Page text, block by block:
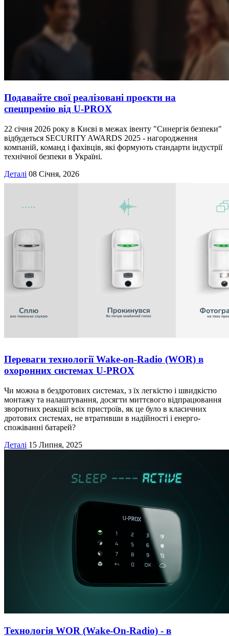
Подавайте свої реалізовані проєкти на
спецпремію від U-PROX
22 січня 2026 року в Києві в межах івенту "Синергія безпеки"
відбудеться SECURITY AWARDS 2025 - нагородження
компаній, команд і фахівців, які формують стандарти індустрії
технічної безпеки в Україні.
Деталі 08 Січня, 2026
Переваги технології Wake-on-Radio (WOR) в
охоронних системах U-PROX
Чи можна в бездротових системах, з їх легкістю і швидкістю
монтажу та налаштування, досягти миттєвого відпрацювання
зворотних реакцій всіх пристроїв, як це було в класичних
дротових системах, не втративши в надійності і енерго-
спожіванні батарей?
Деталі 15 Липня, 2025
Технологія WOR (Wake-On-Radio) - в